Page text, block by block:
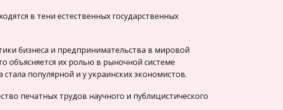
в тени естественных государственных
бизнеса и предпринимательства в мировой
объясняется их ролью в рыночной системе
популярной и у украинских экономистов.
печатных трудов научного и публицистического